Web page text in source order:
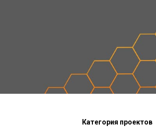
Категория проектов